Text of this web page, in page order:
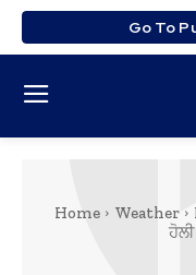
Go To
Home Weather